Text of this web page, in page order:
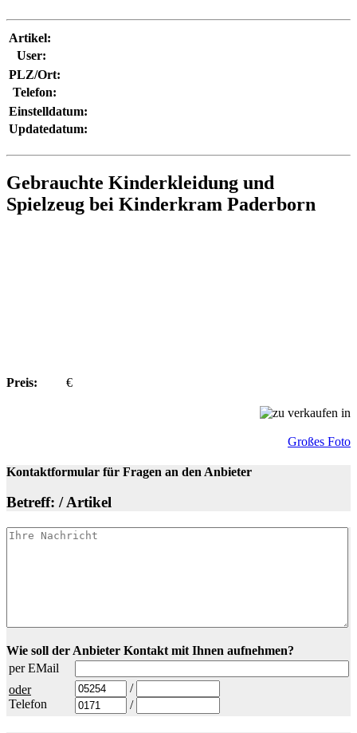
Artikel:
User:
PLZ/Ort:
Telefon:
Einstelldatum:
Updatedatum:
Gebrauchte Kinderkleidung und
Spielzeug bei Kinderkram Paderborn
Preis: €
Großes Foto
Kontaktformular für Fragen an den Anbieter
Betreff: / Artikel
Wie soll der Anbieter Kontakt mit Ihnen aufnehmen?
per EMail
oder
Telefon
/
/